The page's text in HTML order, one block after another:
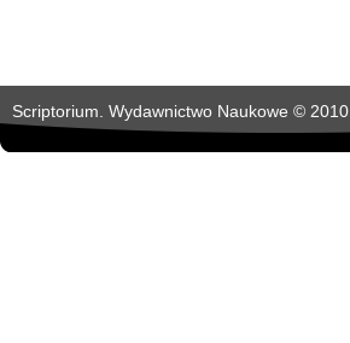
Scriptorium. Wydawnictwo Naukowe © 2010.